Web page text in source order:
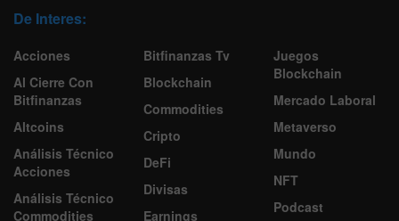
De Interes:
Acciones
Al Cierre Con
Bitfinanzas
Altcoins
Análisis Técnico
Acciones
Análisis Técnico
Commodities
Bitfinanzas Tv
Blockchain
Commodities
Cripto
DeFi
Divisas
Earnings
Juegos
Blockchain
Mercado Laboral
Metaverso
Mundo
NFT
Podcast